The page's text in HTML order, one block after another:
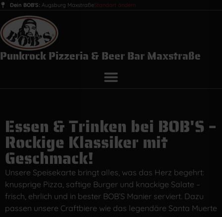
Dein BOB'S: Augsburg MaxstraßeStandort ändern
Punkrock Pizzeria & Beer Bar Maxstraße
Essen & Trinken bei BOB'S –
Rockige Klassiker mit
Geschmack!
Unsere Speisekarte bringt alles, was das Herz begehrt:
knusprige Pizza, saftige Burger und knackige Salate –
frisch, ehrlich und in bester BOB’S Manier serviert. Dazu
passen unsere Craftbiere wie das legendäre Santa Muerte